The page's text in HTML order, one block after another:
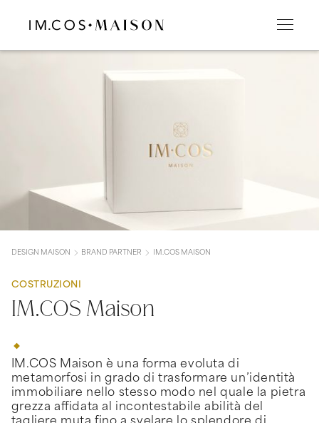
DESIGN MAISON BRAND PARTNER IM.COS MAISON
COSTRUZIONI
IM.COS Maison
IM.COS Maison è una forma evoluta di
metamorfosi in grado di trasformare un’identità
immobiliare nello stesso modo nel quale la pietra
grezza affidata al incontestabile abilità del